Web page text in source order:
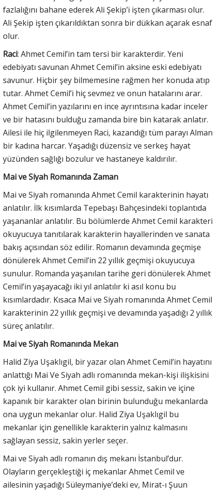
fazlalığını bahane ederek Ali Şekip’i işten çıkarması olur.
Ali Şekip işten çıkarıldıktan sonra bir dükkan açarak esnaf
olur.
Raci: Ahmet Cemil’in tam tersi bir karakterdir. Yeni
edebiyatı savunan Ahmet Cemil’in aksine eski edebiyatı
savunur. Hiçbir şey bilmemesine rağmen her konuda atıp
tutar. Ahmet Cemil’i hiç sevmez ve onun hatalarını arar.
Ahmet Cemil’in yazılarını en ince ayrıntısına kadar inceler
ve bir hatasını bulduğu zamanda bire bin katarak anlatır.
Ailesi ile hiç ilgilenmeyen Raci, kazandığı tüm parayı Alman
bir kadına harcar. Yaşadığı düzensiz ve serkeş hayat
yüzünden sağlığı bozulur ve hastaneye kaldırılır.
Mai ve Siyah Romanında Zaman
Mai ve Siyah romanında Ahmet Cemil karakterinin hayatı
anlatılır. İlk kısımlarda Tepebaşı Bahçesindeki toplantıda
yaşananlar anlatılır. Bu bölümlerde Ahmet Cemil karakteri
okuyucuya tanıtılarak karakterin hayallerinden ve sanata
bakış açısından söz edilir. Romanın devamında geçmişe
dönülerek Ahmet Cemil’in 22 yıllık geçmişi okuyucuya
sunulur. Romanda yaşanılan tarihe geri dönülerek Ahmet
Cemil’in yaşayacağı iki yıl anlatılır ki asıl konu bu
kısımlardadır. Kısaca Mai ve Siyah romanında Ahmet Cemil
karakterinin 22 yıllık geçmişi ve devamında yaşadığı 2 yıllık
süreç anlatılır.
Mai ve Siyah Romanında Mekan
Halid Ziya Uşaklıgil, bir yazar olan Ahmet Cemil’in hayatını
anlattığı Mai Ve Siyah adlı romanında mekan-kişi ilişkisini
çok iyi kullanır. Ahmet Cemil gibi sessiz, sakin ve içine
kapanık bir karakter olan birinin bulunduğu mekanlarda
ona uygun mekanlar olur. Halid Ziya Uşaklıgil bu
mekanlar için genellikle karakterin yalnız kalmasını
sağlayan sessiz, sakin yerler seçer.
Mai ve Siyah adlı romanın dış mekanı İstanbul’dur.
Olayların gerçekleştiği iç mekanlar Ahmet Cemil ve
ailesinin yaşadığı Süleymaniye’deki ev, Mirat-ı Şuun